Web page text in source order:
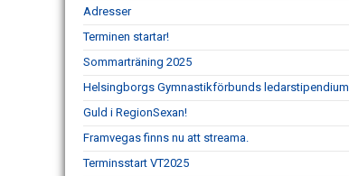
Adresser
Terminen startar!
Sommarträning 2025
Helsingborgs Gymnastikförbunds ledarstipendium
Guld i RegionSexan!
Framvegas finns nu att streama.
Terminsstart VT2025